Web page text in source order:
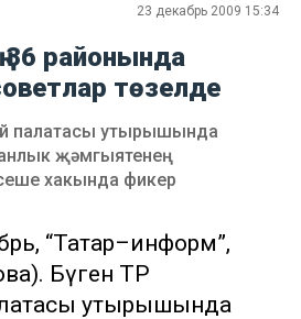
23 декабрь 2009 15:34
36 районында
төзелде
палатасы утырышында
җәмгыятенең
хакында фикер
“Татар–информ”,
Бүген ТР
утырышында